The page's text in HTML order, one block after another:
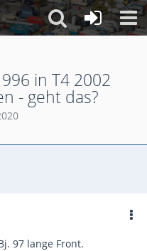
in T4 2002
- geht das?
97 lange Front.